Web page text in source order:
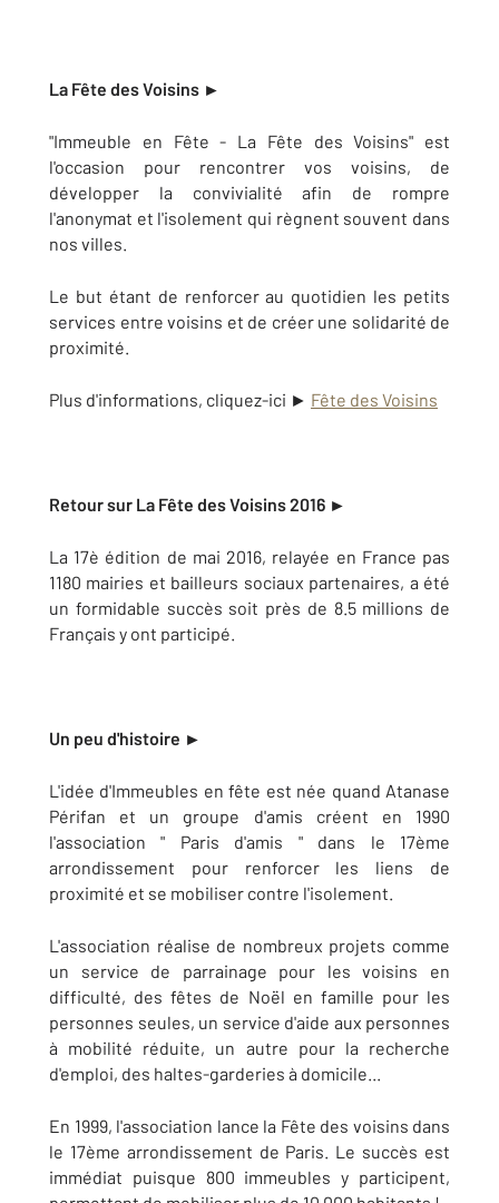
La Fête des Voisins ►
"Immeuble en Fête - La Fête des Voisins" est
l'occasion pour rencontrer vos voisins, de
développer la convivialité afin de rompre
l'anonymat et l'isolement qui règnent souvent dans
nos villes.
Le but étant de renforcer au quotidien les petits
services entre voisins et de créer une solidarité de
proximité.
Plus d'informations, cliquez-ici ► Fête des Voisins
Retour sur La Fête des Voisins 2016 ►
La 17è édition de mai 2016, relayée en France pas
1180 mairies et bailleurs sociaux partenaires, a été
un formidable succès soit près de 8.5 millions de
Français y ont participé.
Un peu d'histoire ►
L'idée d'Immeubles en fête est née quand Atanase
Périfan et un groupe d'amis créent en 1990
l'association " Paris d'amis " dans le 17ème
arrondissement pour renforcer les liens de
proximité et se mobiliser contre l'isolement.
L'association réalise de nombreux projets comme
un service de parrainage pour les voisins en
difficulté, des fêtes de Noël en famille pour les
personnes seules, un service d'aide aux personnes
à mobilité réduite, un autre pour la recherche
d'emploi, des haltes-garderies à domicile...
En 1999, l'association lance la Fête des voisins dans
le 17ème arrondissement de Paris. Le succès est
immédiat puisque 800 immeubles y participent,